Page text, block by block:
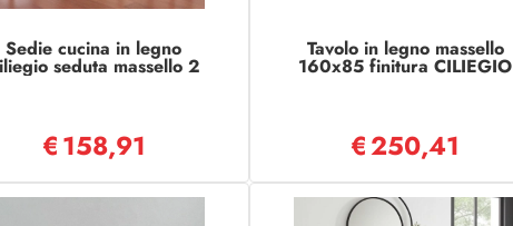
Sedie cucina in legno
seduta massello 2
pezzi - TRECCIA
€158,91
Tavolo in legno massello
160x85 finitura CILIEGIO
€250,41